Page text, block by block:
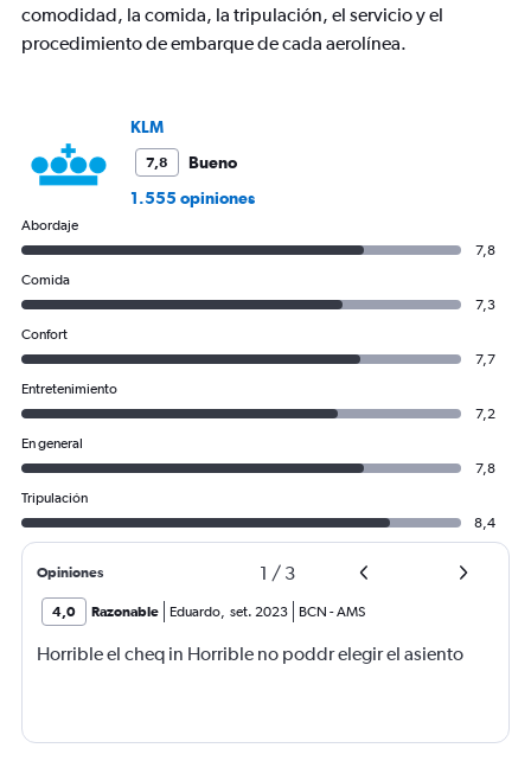
comodidad, la comida, la tripulación, el servicio y el
procedimiento de embarque de cada aerolínea.
KLM
7,8
Bueno
1.555 opiniones
Abordaje
7,8
Comida
7,3
Confort
7,7
Entretenimiento
7,2
En general
7,8
Tripulación
8,4
Opiniones 1 / 3
4,0 Razonable Eduardo, set. 2023 BCN -AMS
Horrible el cheq in Horrible no poddr elegir el asiento